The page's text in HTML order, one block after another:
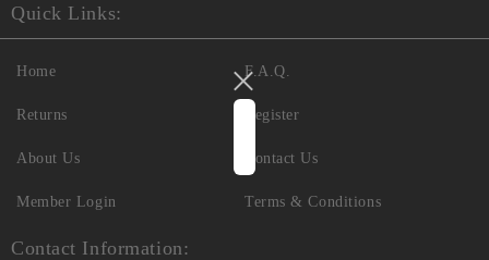
Quick Links:
Home
Returns
About Us
Member Login
F.A.Q.
Register
Contact Us
Terms & Conditions
Contact Information: